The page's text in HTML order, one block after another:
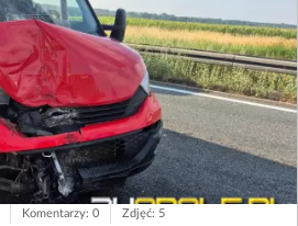
Komentarzy: 0 Zdjęć: 5